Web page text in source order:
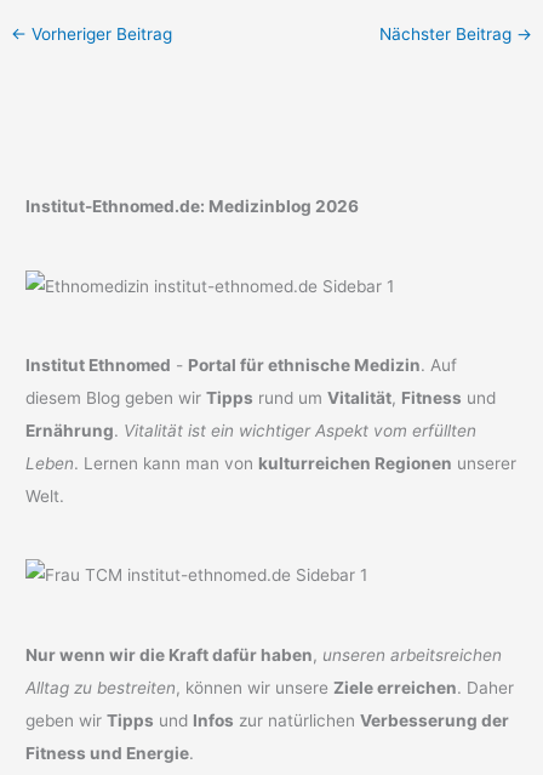
← Vorheriger Beitrag Nächster Beitrag →
Institut-Ethnomed.de: Medizinblog 2026
Institut Ethnomed - Portal für ethnische Medizin. Auf
diesem Blog geben wirTipps rund umVitalität, Fitness und
Ernährung. Vitalität ist ein wichtiger Aspekt vom erfüllten
Leben. Lernen kann man von kulturreichen Regionen unserer
Welt.
Nur wenn wir die Kraft dafür haben, unseren arbeitsreichen
Alltag zu bestreiten, können wir unsereZiele erreichen. Daher
geben wirTipps und Infos zur natürlichenVerbesserung der
Fitness und Energie.